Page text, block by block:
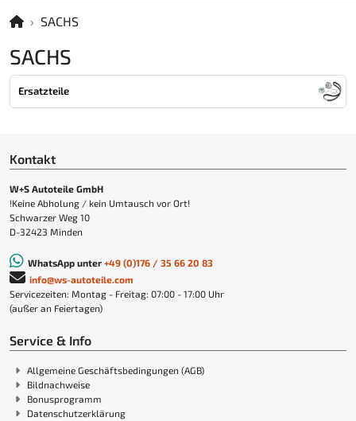
SACHS
SACHS
Ersatzteile
Kontakt
W+S Autoteile GmbH
!Keine Abholung / kein Umtausch vor Ort!
Schwarzer Weg 10
D-32423 Minden
WhatsApp unter +49 (0)176 / 35 66 20 83
info@ws-autoteile.com
Servicezeiten: Montag - Freitag: 07:00 - 17:00 Uhr
(außer an Feiertagen)
Service & Info
Allgemeine Geschäftsbedingungen (AGB)
Bildnachweise
Bonusprogramm
Datenschutzerklärung